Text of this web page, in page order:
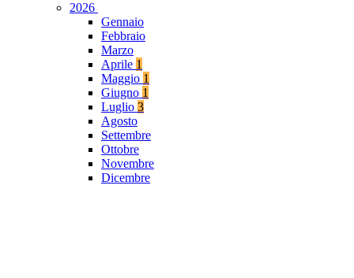
2026
Gennaio
Febbraio
Marzo
Aprile 1
Maggio 1
Giugno 1
Luglio 3
Agosto
Settembre
Ottobre
Novembre
Dicembre